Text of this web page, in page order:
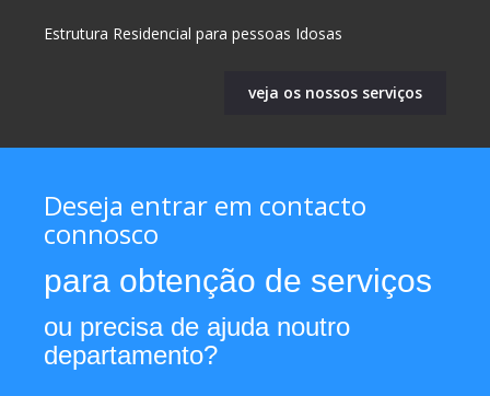
Estrutura Residencial para pessoas Idosas
veja os nossos serviços
Deseja entrar em contacto
connosco
para obtenção de serviços
ou precisa de ajuda noutro
departamento?